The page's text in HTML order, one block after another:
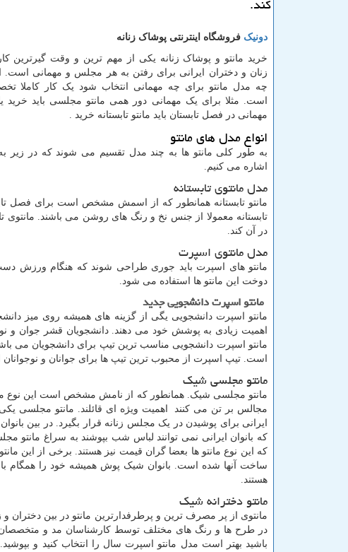
دونیک فروشگاه اینترنتی پوشاک زنانه
خرید مانتو و پوشاک زنانه یکی از مهم ترین و وقت گیرترین
زنان و دختران ایرانی برای رفتن به هر مجلس و مهمانی است.
چه مدل مانتو برای چه مهمانی انتخاب شود یک کار کاملا
است. مثلا برای یک مهمانی دور همی مانتو مجلسی باید خرید
مهمانی در فصل تابستان باید مانتو تابستانه خرید .
انواع مدل های مانتو
به طور کلی مانتو ها به چند مدل تقسیم می شوند که در زیر به
اشاره می کنیم.
مدل مانتوی تابستانه
مانتو تابستانه همانطور که از اسمش مشخص است برای فصل
تابستانه معمولا از جنس نخ و رنگ های روشن می باشند. مانتوی
در آن کند.
مدل مانتوی اسپرت
مانتو های اسپرت باید جوری طراحی شوند که هنگام ورزش
دوخت این مانتو ها استفاده می شود.
مانتو اسپرت دانشجویی جدید
مانتو اسپرت دانشجویی یگی از گزینه های همیشه روی میز
اهمیت زیادی به پوشش خود می دهند. دانشجویان قشر جوان
مانتو اسپرت دانشجویی مناسب ترین تیپ برای دانشجویان می
است. تیپ اسپرت از محبوب ترین تیپ ها برای جوانان و
مانتو مجلسی شیک
مانتو مجلسی شیک. همانطور که از نامش مشخص است این نوع
مجالس بر تن می کنند اهمیت ویژه ای قائلند. مانتو مجلسی
ایرانی برای پوشیدن در یک مجلس زنانه قرار بگیرد. در بین
که بانوان ایرانی نمی توانند لباس شب بپوشند به سراغ
که این نوع مانتو ها بعضا گران قیمت نیز هستند. برخی از این
ساخت آنها شده است. بانوان شیک پوش همیشه خود را همگام با
هستند.
مانتو دخترانه شیک
در طرح ها و رنگ های مختلف توسط کارشناسان مد و متخصصان
باشید بهتر است مدل مانتو اسپرت سال را انتخاب کنید و